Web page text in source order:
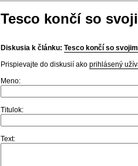
Tesco končí so
Diskusia k článku: Tesco končí so
Prispievajte do diskusií ako prihlásený
Meno:
Titulok:
Text: